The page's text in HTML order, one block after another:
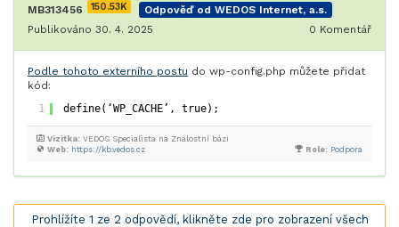
MB313456 150.53K
Odpověď od WEDOS Internet, a.s.
Publikováno 30. 4. 2025
0 Komentář
Podle tohoto externího postu do wp-config.php můžete přidat
kód:
1
define(‘WP_CACHE’, true);
Role: Podpora
Web: https://kb.vedos.cz
Vizitka: VEDOS Specialista na Znalostní bázi
Prohlížíte 1 ze 2 odpovědí, klikněte zde pro zobrazení všech